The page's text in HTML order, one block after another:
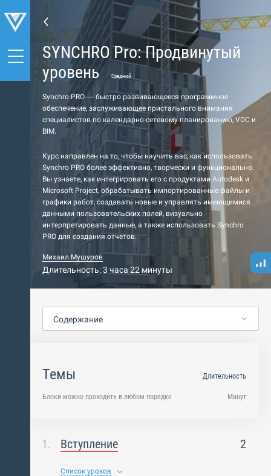
SYNCHRO Pro: Продвинутый
уровень
Средний
Synchro PRO — быстро развивающееся программное
обеспечение, заслуживающее пристального внимания
специалистов по календарно-сетевому планированию, VDC и
BIM.
Курс направлен на то, чтобы научить вас, как использовать
Synchro PRO более эффективно, творчески и функционально.
Вы узнаете, как интегрировать его с продуктами Autodesk и
Microsoft Project, обрабатывать импортированные файлы и
графики работ, создавать новые и управлять имеющимися
данными пользовательских полей, визуально
интерпретировать данные, а также использовать Synchro
PRO для создания отчетов.
Михаил Мушуров
Длительность: 3 часа 22 минуты
Содержание
Темы
Блоки можно проходить в любом порядке
Длительность
Минут
Вступление 2
Список уроков